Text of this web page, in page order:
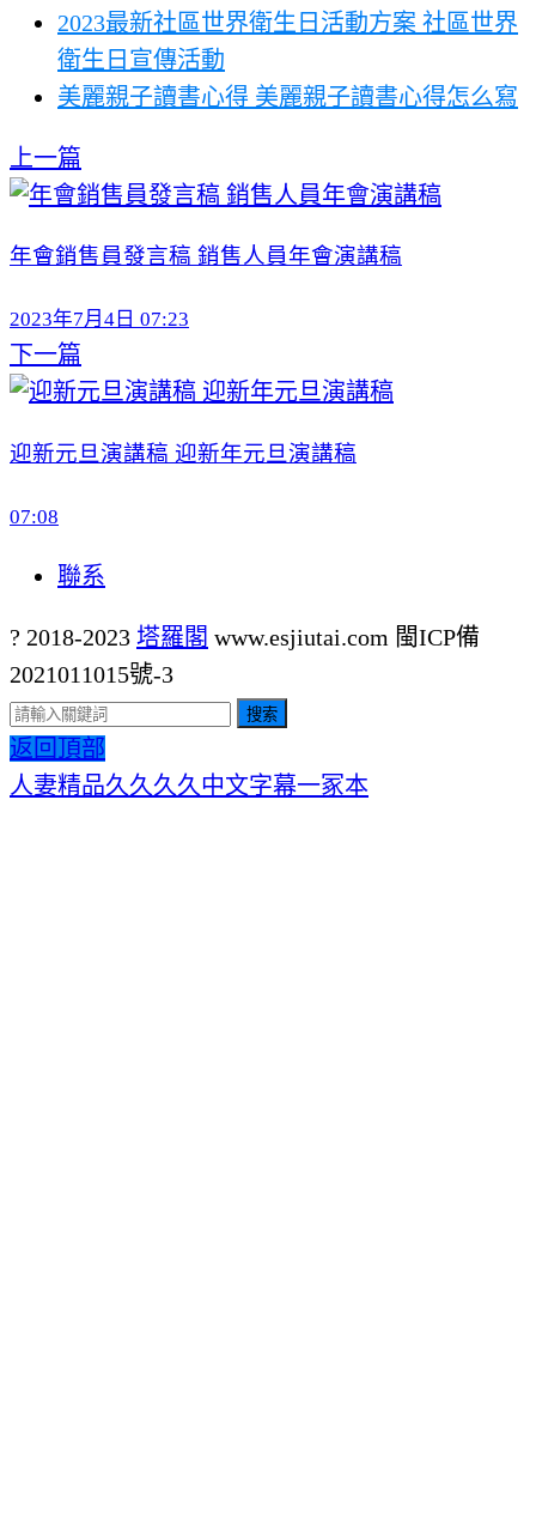
2023最新社區世界衛生日活動方案 社區世界
衛生日宣傳活動
美麗親子讀書心得 美麗親子讀書心得怎么寫
上一篇
年會銷售員發言稿 銷售人員年會演講稿
2023年7月4日 07:23
下一篇
迎新元旦演講稿 迎新年元旦演講稿
07:08
聯系
? 2018-2023 塔羅閣 www.esjiutai.com 閩ICP備
2021011015號-3
搜索
返回頂部
人妻精品久久久久中文字幕一冢本